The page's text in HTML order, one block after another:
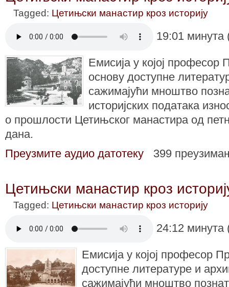
Tagged: Цетињски манастир кроз историју
19:01
Емисија у којој професор
основу доступне
сажимајући мноштво
историјских података
о прошлости Цетињског манастира од
дана.
Преузмите аудио датотеку
399
Цетињски манастир кроз
Tagged: Цетињски манастир кроз историју
24:12
Емисија у којој професор
доступне литературе и
сажимајући мноштво